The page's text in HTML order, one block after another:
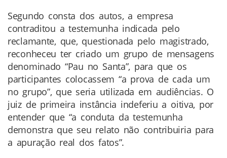
Segundo consta dos autos, a empresa
contraditou a testemunha indicada pelo
reclamante, que, questionada pelo magistrado,
reconheceu ter criado um grupo de mensagens
denominado “Pau no Santa”, para que os
participantes colocassem “a prova de cada um
no grupo”, que seria utilizada em audiências. O
juiz de primeira instância indeferiu a oitiva, por
entender que “a conduta da testemunha
demonstra que seu relato não contribuiria para
a apuração real dos fatos”.